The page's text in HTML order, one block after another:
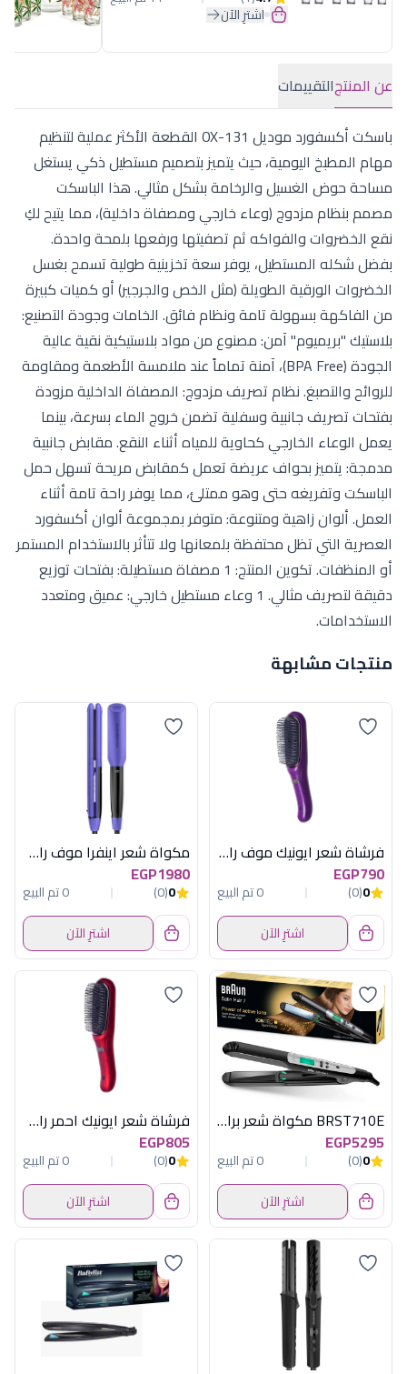
اشترِ الآن
عن المنتجالتقييمات
باسكت أكسفورد موديل OX-131 القطعة الأكثر عملية لتنظيم
مهام المطبخ اليومية، حيث يتميز بتصميم مستطيل ذكي يستغل
مساحة حوض الغسيل والرخامة بشكل مثالي. هذا الباسكت
مصمم بنظام مزدوج (وعاء خارجي ومصفاة داخلية)، مما يتيح لكِ
نقع الخضروات والفواكه ثم تصفيتها ورفعها بلمحة واحدة.
بفضل شكله المستطيل، يوفر سعة تخزينية طولية تسمح بغسل
الخضروات الورقية الطويلة (مثل الخص والجرجير) أو كميات كبيرة
من الفاكهة بسهولة تامة ونظام فائق. الخامات وجودة التصنيع:
بلاستيك "بريميوم" آمن: مصنوع من مواد بلاستيكية نقية عالية
الجودة (BPA Free)، آمنة تماماً عند ملامسة الأطعمة ومقاومة
للروائح والتصبغ. نظام تصريف مزدوج: المصفاة الداخلية مزودة
بفتحات تصريف جانبية وسفلية تضمن خروج الماء بسرعة، بينما
يعمل الوعاء الخارجي كحاوية للمياه أثناء النقع. مقابض جانبية
مدمجة: يتميز بحواف عريضة تعمل كمقابض مريحة تسهل حمل
الباسكت وتفريغه حتى وهو ممتلئ، مما يوفر راحة تامة أثناء
العمل. ألوان زاهية ومتنوعة: متوفر بمجموعة ألوان أكسفورد
العصرية التي تظل محتفظة بلمعانها ولا تتأثر بالاستخدام المستمر
أو المنظفات. تكوين المنتج: 1 مصفاة مستطيلة: بفتحات توزيع
دقيقة لتصريف مثالي. 1 وعاء مستطيل خارجي: عميق ومتعدد
الاستخدامات.
منتجات مشابهة
فرشاة شعر ايونيك موف راش براش
EGP790
0
(0)
0 تم البيع
اشترِ الآن
مكواة شعر اينفرا موف راش براش
EGP1980
0
(0)
0 تم البيع
اشترِ الآن
BRST710E مكواة شعر براون
EGP5295
0
(0)
0 تم البيع
اشترِ الآن
فرشاة شعر ايونيك احمر راش براش
EGP805
0
(0)
0 تم البيع
اشترِ الآن